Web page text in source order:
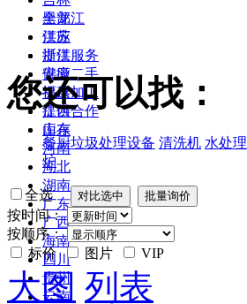
黑龙江
江苏
浙江
安徽
福建
江西
山东
河南
湖北
湖南
广东
广西
海南
四川
贵州
云南
全部
供应
提供服务
供应二手
提供加工
提供合作
库存
您还可以找：
餐厨垃圾处理设备 清洗机 水处理
炉
全选
按时间：
按顺序：
标价
图片 VIP
大图 列表